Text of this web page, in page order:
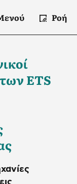
Ροή
ETS